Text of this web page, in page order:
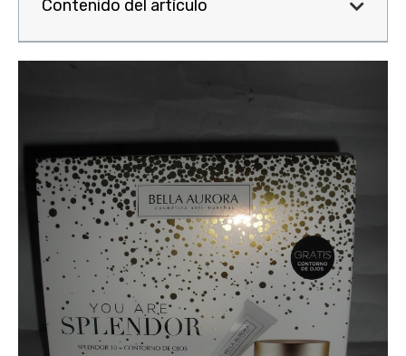
Contenido del artículo